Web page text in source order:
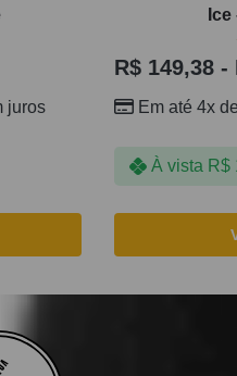
juros
R$ 149,38 -
Em até 4x
À vista R$